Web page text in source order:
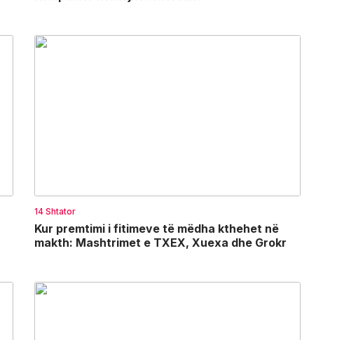
14 Shtator
Kur premtimi i fitimeve të mëdha kthehet në
makth: Mashtrimet e TXEX, Xuexa dhe Grokr